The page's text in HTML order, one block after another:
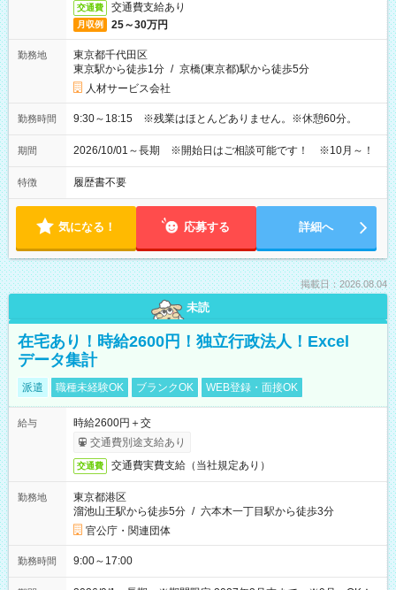
交通費 交通費支給あり
月収例 25～30万円
勤務地
東京都千代田区
東京駅から徒歩1分 / 京橋(東京都)駅から徒歩5分
人材サービス会社
勤務時間 9:30～18:15 ※残業はほとんどありません。※休憩60分。
期間 2026/10/01～長期 ※開始日はご相談可能です！ ※10月～！
特徴 履歴書不要
気になる！ 応募する 詳細へ
掲載日：2026.08.04
未読
在宅あり！時給2600円！独立行政法人！Excel
データ集計
派遣 職種未経験OK ブランクOK WEB登録・面接OK
給与
時給2600円＋交
交通費別途支給あり
交通費 交通費実費支給（当社規定あり）
勤務地
東京都港区
溜池山王駅から徒歩5分 / 六本木一丁目駅から徒歩3分
官公庁・関連団体
勤務時間 9:00～17:00